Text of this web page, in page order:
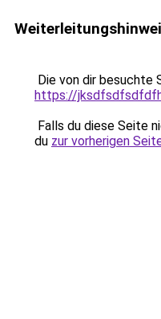
Die von dir besuchte
https://
Falls du diese Seite
du zur vorherigen